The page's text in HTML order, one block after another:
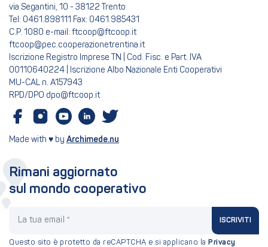
via Segantini, 10 - 38122 Trento
Tel: 0461.898111 Fax: 0461.985431
C.P. 1080 e-mail: ftcoop@ftcoop.it
ftcoop@pec.cooperazionetrentina.it
Iscrizione Registro Imprese TN | Cod. Fisc. e Part. IVA
00110640224 | Iscrizione Albo Nazionale Enti Cooperativi
MU-CAL n. A157943
RPD/DPO dpo@ftcoop.it
Made with ♥ by Archimede.nu
Rimani aggiornato
sul mondo cooperativo
ISCRIVITI
Questo sito è protetto da reCAPTCHA e si applicano la Privacy